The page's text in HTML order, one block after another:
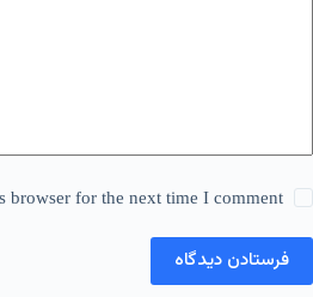
browser for the next time I comment.
فرستادن دیدگاه